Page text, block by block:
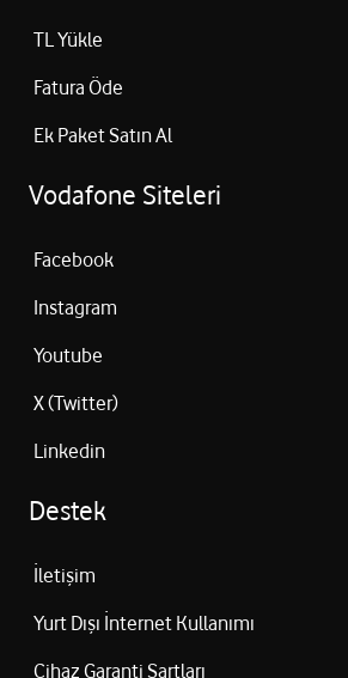
TL Yükle
Fatura Öde
Ek Paket Satın Al
Vodafone Siteleri
Facebook
Instagram
Youtube
X (Twitter)
Linkedin
Destek
İletişim
Yurt Dışı İnternet Kullanımı
Cihaz Garanti Şartları